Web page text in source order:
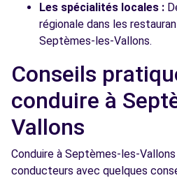
Les spécialités locales :
régionale dans les
Septèmes-les-Vallons.
Conseils
conduire à
Vallons
Conduire à Septèmes-les-
conducteurs avec quelques